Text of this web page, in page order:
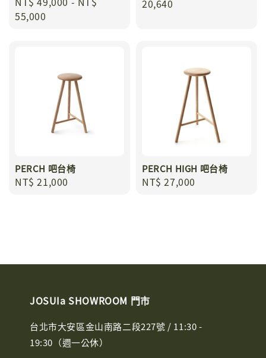
price
55,000
price
20,640
PERCH 吧台椅
Regular
NT$ 21,000
PERCH HIGH 吧台椅
Regular
NT$ 27,000
JOSUIa SHOWROOM 門市
台北市大安區金山南路二段227號 / 11:30 -
19:30（週一公休）